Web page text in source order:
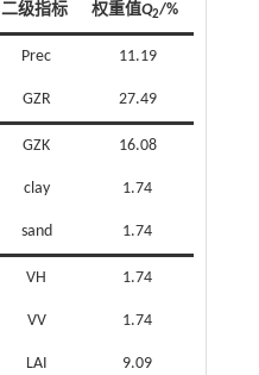
二级指标 权重值Q2/%
Prec 11.19
GZR 27.49
GZK 16.08
clay 1.74
sand 1.74
VH 1.74
VV 1.74
LAI 9.09